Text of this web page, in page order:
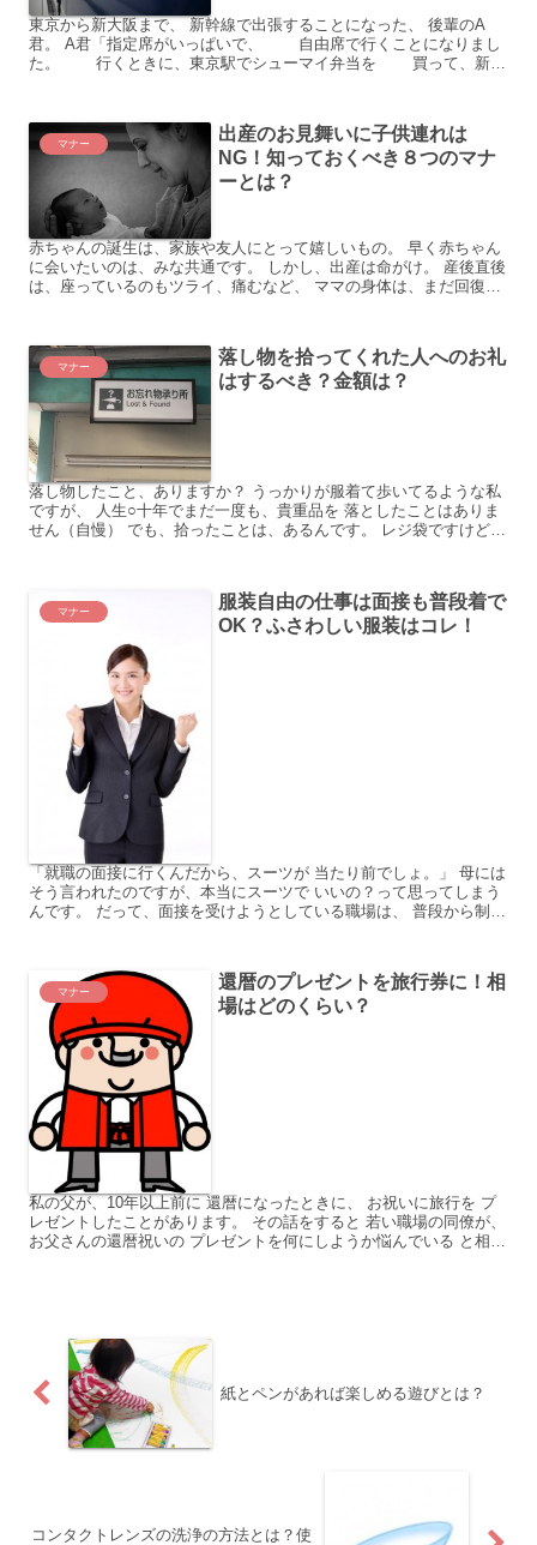
東京から新大阪まで、 新幹線で出張することになった、 後輩のA
君。 A君「指定席がいっぱいで、 自由席で行くことになりまし
た。 行くときに、東京駅でシューマイ弁当を 買って、新幹
マナー
出産のお見舞いに子供連れは
NG！知っておくべき８つのマナ
ーとは？
赤ちゃんの誕生は、家族や友人にとって嬉しいもの。 早く赤ちゃん
に会いたいのは、みな共通です。 しかし、出産は命がけ。 産後直後
は、座っているのもツライ、痛むなど、 ママの身体は、まだ回復し
マナー
落し物を拾ってくれた人へのお礼
はするべき？金額は？
落し物したこと、ありますか？ うっかりが服着て歩いてるような私
ですが、 人生○十年でまだ一度も、貴重品を 落としたことはありま
せん（自慢） でも、拾ったことは、あるんです。 レジ袋ですけど。
マナー
服装自由の仕事は面接も普段着で
OK？ふさわしい服装はコレ！
「就職の面接に行くんだから、スーツが 当たり前でしょ。」 母には
そう言われたのですが、本当にスーツで いいの？って思ってしまう
んです。 だって、面接を受けようとしている職場は、 普段から制服
マナー
還暦のプレゼントを旅行券に！相
場はどのくらい？
私の父が、10年以上前に 還暦になったときに、 お祝いに旅行を プ
レゼントしたことがあります。 その話をすると 若い職場の同僚が、
お父さんの還暦祝いの プレゼントを何にしようか悩んでいる と相談
紙とペンがあれば楽しめる遊びとは？
コンタクトレンズの洗浄の方法とは？使